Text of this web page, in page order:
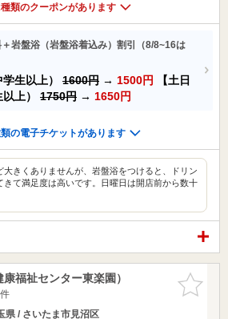
類のクーポンがあります
岩盤浴（岩盤浴着込み）割引（8/8~16は
学生以上） 1600円 → 1500円
【土日
上） 1750円 → 1650円
の電子チケットがあります
大きくありませんが、岩盤浴をつけると、ドリン
きて満足度は高いです。日曜日は開店前から数十
お気に入
りに追加
福祉センター東楽園）
県 / さいたま市見沼区